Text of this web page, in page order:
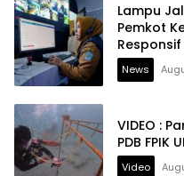
Lampu
Pemkot
News
VIDEO :
PDB FPIK
Video